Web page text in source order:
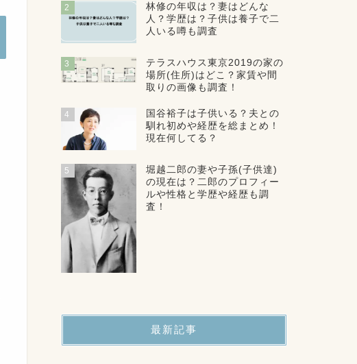
2
林修の年収は？妻はどんな
人？学歴は？子供は養子で二
人いる噂も調査
3
テラスハウス東京2019の家の
場所(住所)はどこ？家賃や間
取りの画像も調査！
4
国谷裕子は子供いる？夫との
馴れ初めや経歴を総まとめ！
現在何してる？
5
堀越二郎の妻や子孫(子供達)
の現在は？二郎のプロフィー
ルや性格と学歴や経歴も調
査！
最新記事